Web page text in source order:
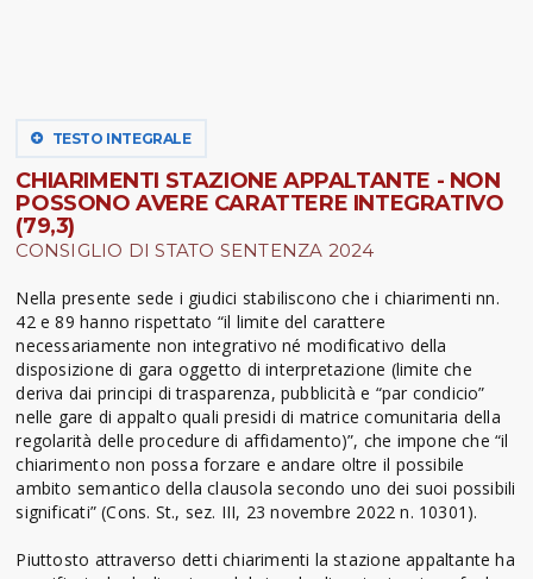
TESTO INTEGRALE
CHIARIMENTI STAZIONE APPALTANTE - NON
POSSONO AVERE CARATTERE INTEGRATIVO
(79,3)
CONSIGLIO DI STATO SENTENZA 2024
Nella presente sede i giudici stabiliscono che i chiarimenti nn.
42 e 89 hanno rispettato “il limite del carattere
necessariamente non integrativo né modificativo della
disposizione di gara oggetto di interpretazione (limite che
deriva dai principi di trasparenza, pubblicità e “par condicio”
nelle gare di appalto quali presidi di matrice comunitaria della
regolarità delle procedure di affidamento)”, che impone che “il
chiarimento non possa forzare e andare oltre il possibile
ambito semantico della clausola secondo uno dei suoi possibili
significati” (Cons. St., sez. III, 23 novembre 2022 n. 10301).
Piuttosto attraverso detti chiarimenti la stazione appaltante ha